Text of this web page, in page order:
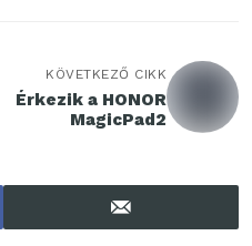
KÖVETKEZŐ CIKK
Érkezik a HONOR
MagicPad2